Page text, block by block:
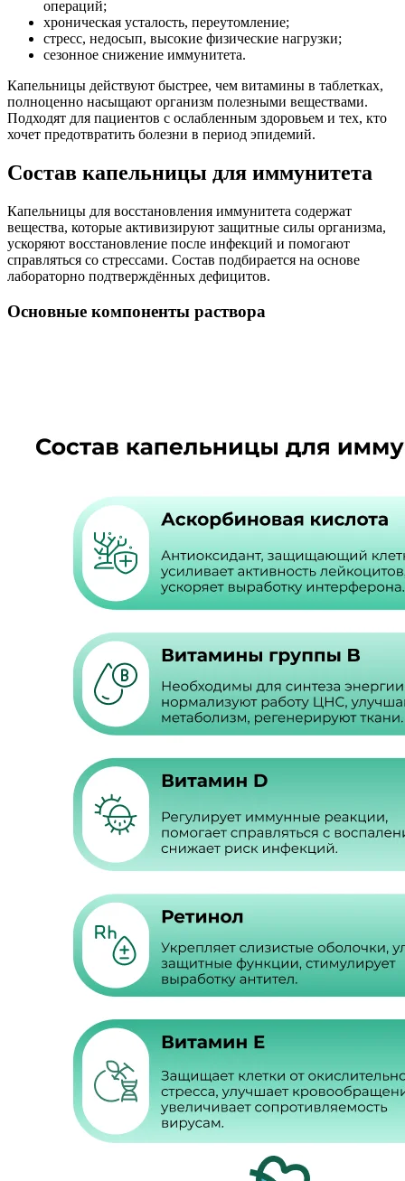
операций;
хроническая усталость, переутомление;
стресс, недосып, высокие физические нагрузки;
сезонное снижение иммунитета.
Капельницы действуют быстрее, чем витамины в таблетках,
полноценно насыщают организм полезными веществами.
Подходят для пациентов с ослабленным здоровьем и тех, кто
хочет предотвратить болезни в период эпидемий.
Состав капельницы для иммунитета
Капельницы для восстановления иммунитета содержат
вещества, которые активизируют защитные силы организма,
ускоряют восстановление после инфекций и помогают
справляться со стрессами. Состав подбирается на основе
лабораторно подтверждённых дефицитов.
Основные компоненты раствора